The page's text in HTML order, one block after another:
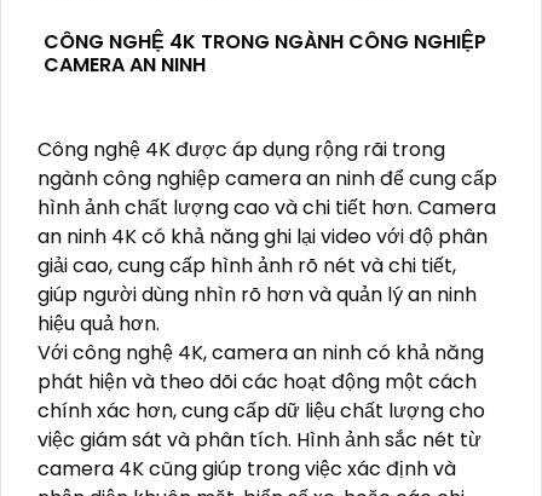
CÔNG NGHỆ 4K TRONG NGÀNH CÔNG NGHIỆP
CAMERA AN NINH
Công nghệ 4K được áp dụng rộng rãi trong
ngành công nghiệp camera an ninh để cung cấp
hình ảnh chất lượng cao và chi tiết hơn. Camera
an ninh 4K có khả năng ghi lại video với độ phân
giải cao, cung cấp hình ảnh rõ nét và chi tiết,
giúp người dùng nhìn rõ hơn và quản lý an ninh
hiệu quả hơn.
Với công nghệ 4K, camera an ninh có khả năng
phát hiện và theo dõi các hoạt động một cách
chính xác hơn, cung cấp dữ liệu chất lượng cho
việc giám sát và phân tích. Hình ảnh sắc nét từ
camera 4K cũng giúp trong việc xác định và